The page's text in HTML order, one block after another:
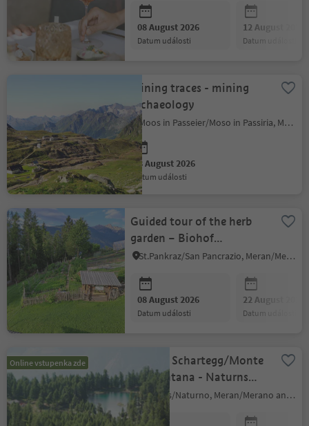
08 August 2026
datum události
12 August 2026
datum události
Mining traces - mining
archaeology
Moos in Passeier/Moso in Passiria, Meran/Merano and environs
08 August 2026
datum události
Guided tour of the herb
garden – Biohof
Esserhüttl
St.Pankraz/San Pancrazio, Meran/Merano and environs
08 August 2026
datum události
22 August 2026
datum události
Online vstupenka zde
Shuttle Schartegg/Monte
Tramontana - Naturns
(return journey)
Naturns/Naturno, Meran/Merano and environs